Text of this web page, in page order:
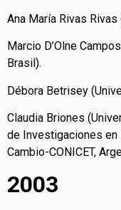
Ana María Rivas
Marcio D’Olne
Brasil).
Débora Betrisey
Claudia Briones
de Investigaciones
Cambio-CONICET,
2003